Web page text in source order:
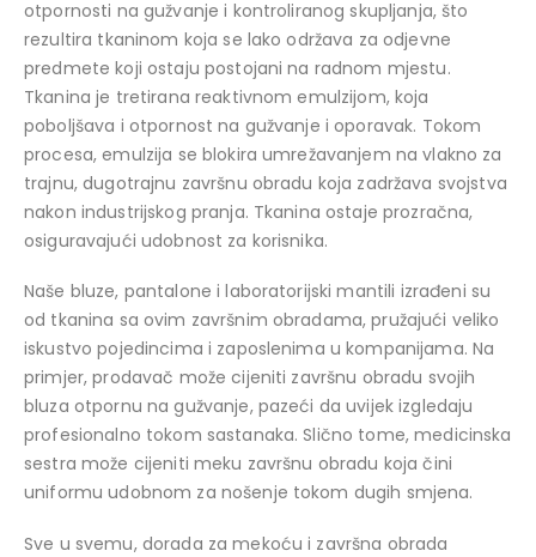
otpornosti na gužvanje i kontroliranog skupljanja, što
rezultira tkaninom koja se lako održava za odjevne
predmete koji ostaju postojani na radnom mjestu.
Tkanina je tretirana reaktivnom emulzijom, koja
poboljšava i otpornost na gužvanje i oporavak. Tokom
procesa, emulzija se blokira umrežavanjem na vlakno za
trajnu, dugotrajnu završnu obradu koja zadržava svojstva
nakon industrijskog pranja. Tkanina ostaje prozračna,
osiguravajući udobnost za korisnika.
Naše bluze, pantalone i laboratorijski mantili izrađeni su
od tkanina sa ovim završnim obradama, pružajući veliko
iskustvo pojedincima i zaposlenima u kompanijama. Na
primjer, prodavač može cijeniti završnu obradu svojih
bluza otpornu na gužvanje, pazeći da uvijek izgledaju
profesionalno tokom sastanaka. Slično tome, medicinska
sestra može cijeniti meku završnu obradu koja čini
uniformu udobnom za nošenje tokom dugih smjena.
Sve u svemu, dorada za mekoću i završna obrada